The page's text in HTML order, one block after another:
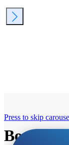
Bosch
Press to skip